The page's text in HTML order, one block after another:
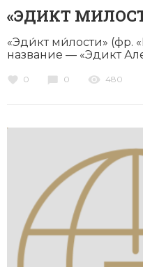
«ЭДИКТ
«Эди́кт ми́лости» (фр.
название — «Эдикт
0 0 480